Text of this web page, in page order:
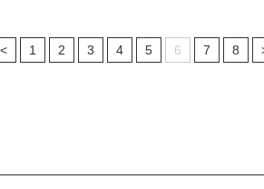
< 1 2 3 4 5 6 7 8